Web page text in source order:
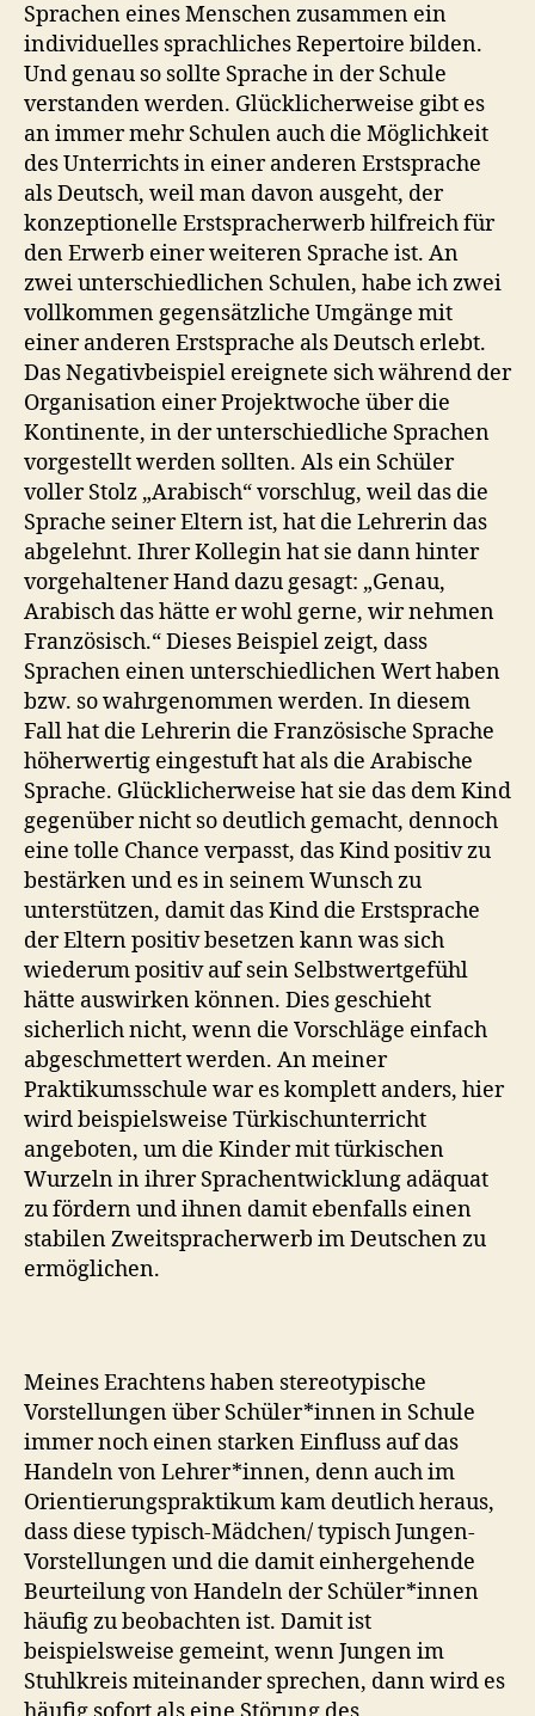
Sprachen eines Menschen zusammen ein
individuelles sprachliches Repertoire bilden.
Und genau so sollte Sprache in der Schule
verstanden werden. Glücklicherweise gibt es
an immer mehr Schulen auch die Möglichkeit
des Unterrichts in einer anderen Erstsprache
als Deutsch, weil man davon ausgeht, der
konzeptionelle Erstspracherwerb hilfreich für
den Erwerb einer weiteren Sprache ist. An
zwei unterschiedlichen Schulen, habe ich zwei
vollkommen gegensätzliche Umgänge mit
einer anderen Erstsprache als Deutsch erlebt.
Das Negativbeispiel ereignete sich während der
Organisation einer Projektwoche über die
Kontinente, in der unterschiedliche Sprachen
vorgestellt werden sollten. Als ein Schüler
voller Stolz „Arabisch“ vorschlug, weil das die
Sprache seiner Eltern ist, hat die Lehrerin das
abgelehnt. Ihrer Kollegin hat sie dann hinter
vorgehaltener Hand dazu gesagt: „Genau,
Arabisch das hätte er wohl gerne, wir nehmen
Französisch.“ Dieses Beispiel zeigt, dass
Sprachen einen unterschiedlichen Wert haben
bzw. so wahrgenommen werden. In diesem
Fall hat die Lehrerin die Französische Sprache
höherwertig eingestuft hat als die Arabische
Sprache. Glücklicherweise hat sie das dem Kind
gegenüber nicht so deutlich gemacht, dennoch
eine tolle Chance verpasst, das Kind positiv zu
bestärken und es in seinem Wunsch zu
unterstützen, damit das Kind die Erstsprache
der Eltern positiv besetzen kann was sich
wiederum positiv auf sein Selbstwertgefühl
hätte auswirken können. Dies geschieht
sicherlich nicht, wenn die Vorschläge einfach
abgeschmettert werden. An meiner
Praktikumsschule war es komplett anders, hier
wird beispielsweise Türkischunterricht
angeboten, um die Kinder mit türkischen
Wurzeln in ihrer Sprachentwicklung adäquat
zu fördern und ihnen damit ebenfalls einen
stabilen Zweitspracherwerb im Deutschen zu
ermöglichen.
Meines Erachtens haben stereotypische
Vorstellungen über Schüler*innen in Schule
immer noch einen starken Einfluss auf das
Handeln von Lehrer*innen, denn auch im
Orientierungspraktikum kam deutlich heraus,
dass diese typisch-Mädchen/ typisch Jungen-
Vorstellungen und die damit einhergehende
Beurteilung von Handeln der Schüler*innen
häufig zu beobachten ist. Damit ist
beispielsweise gemeint, wenn Jungen im
Stuhlkreis miteinander sprechen, dann wird es